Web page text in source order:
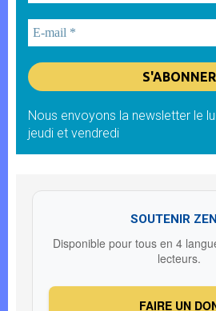
Nous envoyons la newsletter le
jeudi et vendredi
SOUTENIR
Disponible pour tous en 4
lecteurs.
FAIRE UN